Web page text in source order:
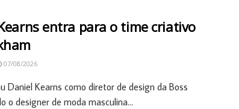
entra para o time criativo
07/08/2026
Daniel Kearns como diretor de design da Boss
o designer de moda masculina...